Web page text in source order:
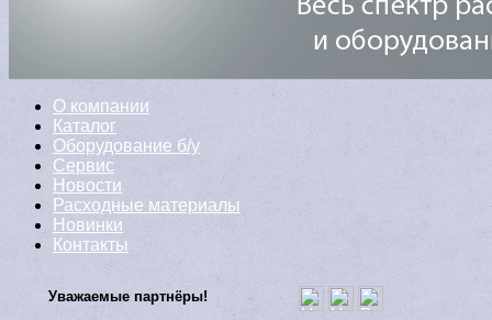
О компании
Каталог
Оборудование б/у
Сервис
Новости
Расходные материалы
Новинки
Контакты
Уважаемые партнёры!